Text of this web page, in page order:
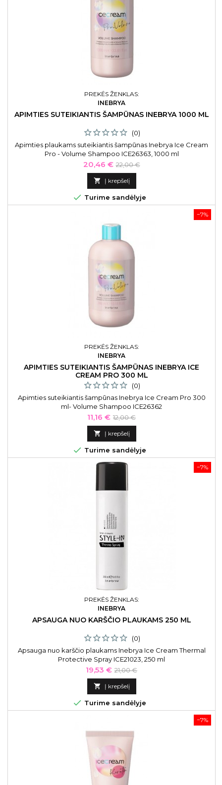
PREKĖS ŽENKLAS:
INEBRYA
APIMTIES SUTEIKIANTIS ŠAMPŪNAS INEBRYA 1000 ML
(0)
Apimties plaukams suteikiantis šampūnas Inebrya Ice Cream
Pro - Volume Shampoo ICE26363, 1000 ml
Kaina
20,46 € Bazinė
kaina
22,00 €
 Į krepšelį
 Turime sandėlyje
−7%
PREKĖS ŽENKLAS:
INEBRYA
APIMTIES SUTEIKIANTIS ŠAMPŪNAS INEBRYA ICE
CREAM PRO 300 ML
(0)
Apimties suteikiantis šampūnas Inebrya Ice Cream Pro 300
ml- Volume Shampoo ICE26362
Kaina
11,16 € Bazinė
kaina
12,00 €
 Į krepšelį
 Turime sandėlyje
−7%
PREKĖS ŽENKLAS:
INEBRYA
APSAUGA NUO KARŠČIO PLAUKAMS 250 ML
(0)
Apsauga nuo karščio plaukams Inebrya Ice Cream Thermal
Protective Spray ICE21023, 250 ml
Kaina
19,53 € Bazinė
kaina
21,00 €
 Į krepšelį
 Turime sandėlyje
−7%